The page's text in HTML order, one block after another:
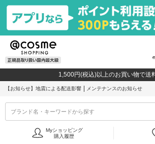
c
o
1,500円(税込)以上のお買い物で送
【お知らせ】 地震による配送影響 メンテナンスのお知らせ
ブランド名・キーワードから探す
Myショッピング
購入履歴